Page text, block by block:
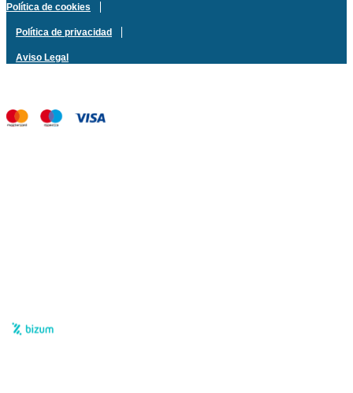
Política de cookies
Política de privacidad
Aviso Legal